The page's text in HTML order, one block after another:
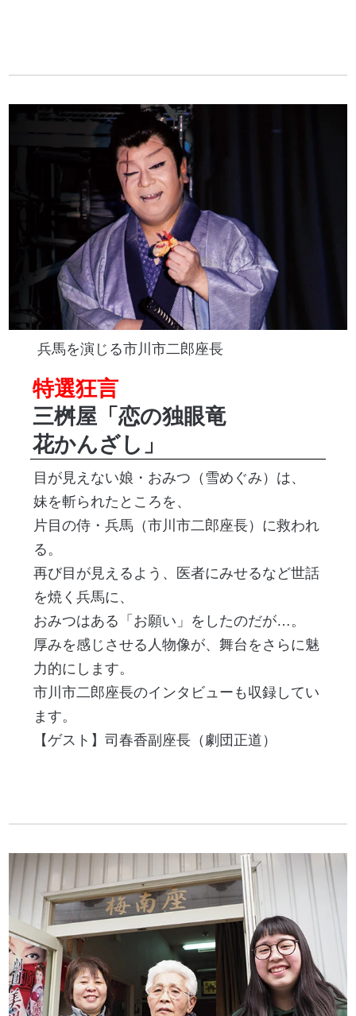
兵馬を演じる市川市二郎座長
特選狂言
三桝屋「恋の独眼竜
花かんざし」
目が見えない娘・おみつ（雪めぐみ）は、
妹を斬られたところを、
片目の侍・兵馬（市川市二郎座長）に救われ
る。
再び目が見えるよう、医者にみせるなど世話
を焼く兵馬に、
おみつはある「お願い」をしたのだが…。
厚みを感じさせる人物像が、舞台をさらに魅
力的にします。
市川市二郎座長のインタビューも収録してい
ます。
【ゲスト】司春香副座長（劇団正道）